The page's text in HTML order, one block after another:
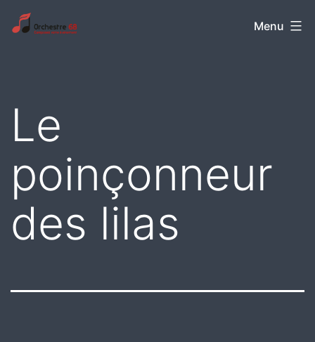
Aller
auOrchestre
Menu
Le
poinçonneur
des lilas